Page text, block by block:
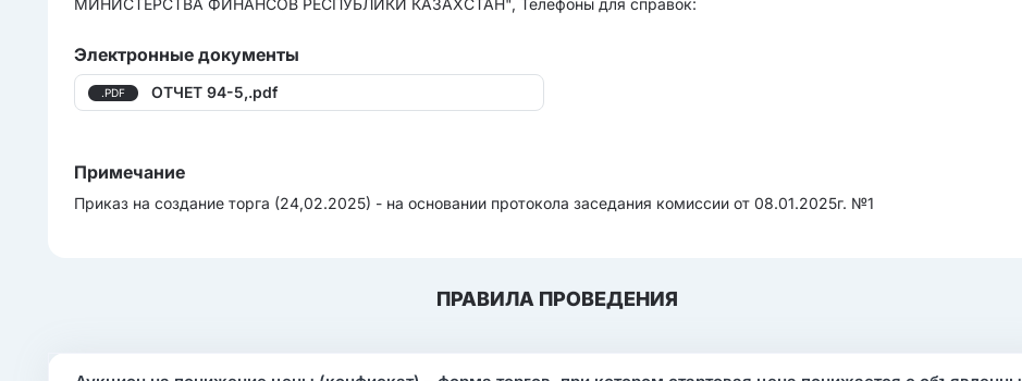
МИНИСТЕРСТВА ФИНАНСОВ РЕСПУБЛИКИ КАЗАХСТАН", Телефоны для справок:
Электронные документы
.PDF ОТЧЕТ 94-5,.pdf
Примечание
Приказ на создание торга (24,02.2025) - на основании протокола заседания комиссии от 08.01.2025г. №1
ПРАВИЛА ПРОВЕДЕНИЯ